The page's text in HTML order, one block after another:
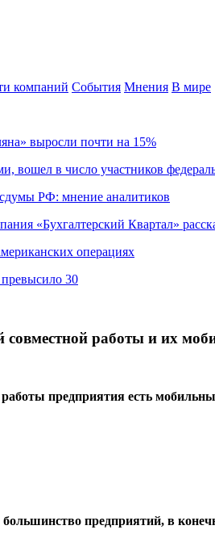
компаний События Мнения В мире
выросли почти на 15%
в число участников
РФ: мнение аналитиков
«Бухгалтерский Квартал»
операциях
превысило 30
работы и их
предприятия есть
предприятий, в